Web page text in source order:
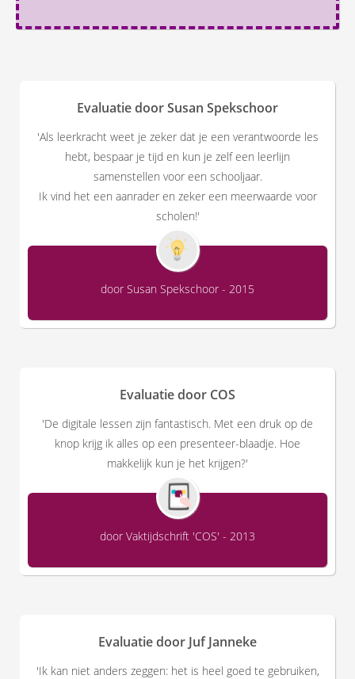
Evaluatie door Susan Spekschoor
'Als leerkracht weet je zeker dat je een verantwoorde les
hebt, bespaar je tijd en kun je zelf een leerlijn
samenstellen voor een schooljaar.
Ik vind het een aanrader en zeker een meerwaarde voor
scholen!'
door Susan Spekschoor - 2015
Evaluatie door COS
'De digitale lessen zijn fantastisch. Met een druk op de
knop krijg ik alles op een presenteer-blaadje. Hoe
makkelijk kun je het krijgen?'
door Vaktijdschrift 'COS' - 2013
Evaluatie door Juf Janneke
'Ik kan niet anders zeggen: het is heel goed te gebruiken,